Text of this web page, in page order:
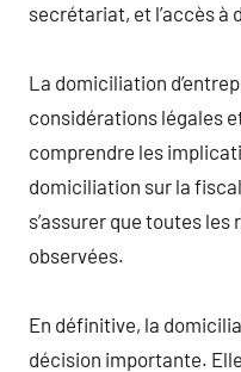
secrétariat, et l’accès à
La domiciliation
considérations légales
comprendre les
domiciliation sur la
s’assurer que toutes
observées.
En définitive, la
décision importante.